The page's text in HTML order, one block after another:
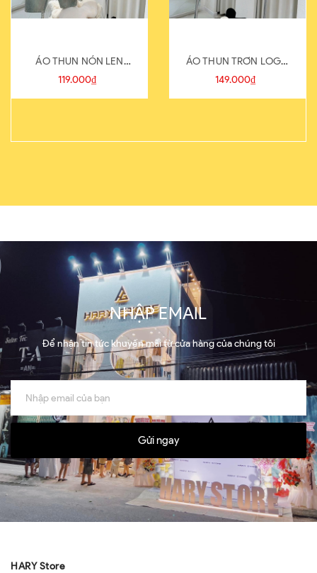
ÁO THUN NÓN LEN
821-1
119.000₫
ÁO THUN TRƠN LOGO
SAU
149.000₫
NHẬP EMAIL
Để nhận tin tức khuyến mãi từ cửa hàng của chúng tôi
Gửi ngay
HARY Store